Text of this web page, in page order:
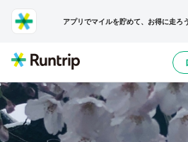
アプリでマイルを貯めて、お得に走ろ